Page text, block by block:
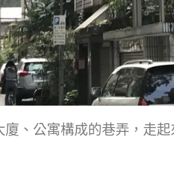
、公寓構成的巷弄，走